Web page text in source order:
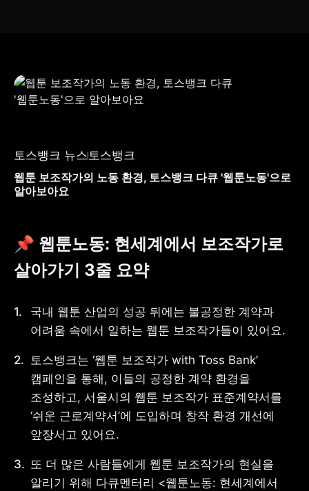
사업자 등록번호 : 462-86-01671
주소 : 06133 서울특별시 강남구
테헤란로 131, 13층 (역삼동,
한국지식재산센터)
대표 : 이은미
전화 : 1661-7654(24시간 연중무휴)
해외전화 : +82-2-6975-9000
토스뱅크 뉴스토스뱅크
웹툰 보조작가의 노동 환경, 토스뱅크 다큐 '웹툰노동'으로
알아보아요
📌 웹툰노동: 현세계에서 보조작가로
살아가기 3줄 요약
국내 웹툰 산업의 성공 뒤에는 불공정한 계약과
어려움 속에서 일하는 웹툰 보조작가들이 있어요.
토스뱅크는 ‘웹툰 보조작가 with Toss Bank’
캠페인을 통해, 이들의 공정한 계약 환경을
조성하고, 서울시의 웹툰 보조작가 표준계약서를
‘쉬운 근로계약서’에 도입하며 창작 환경 개선에
앞장서고 있어요.
또 더 많은 사람들에게 웹툰 보조작가의 현실을
알리기 위해 다큐멘터리 <웹툰노동: 현세계에서